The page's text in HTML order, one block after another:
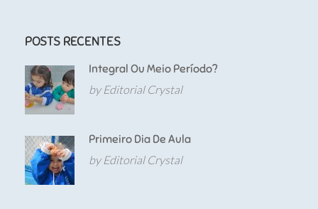
POSTS RECENTES
Integral Ou Meio Período?
by Editorial Crystal
Primeiro Dia De Aula
by Editorial Crystal